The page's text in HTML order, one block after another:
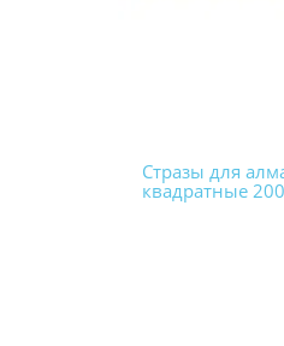
Стразы для
квадратные